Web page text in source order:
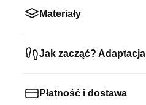
Materiały
Jak zacząć? Adaptacja
Płatność i dostawa